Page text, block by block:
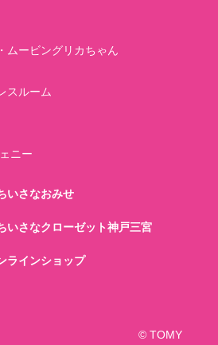
ムービングリカちゃん
スルーム
ニー
いさなおみせ
いさなクローゼット神戸三宮
ラインショップ
© TOMY